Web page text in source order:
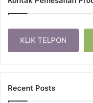
KLIK TELPON
Recent Posts